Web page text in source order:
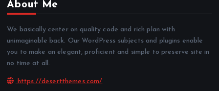
About Me
We basically center on quality code and rich plan with
unimaginable back. Our WordPress subjects and plugins enable
you to make an elegant, proficient and simple to preserve site in
no time at all.
https://desertthemes.com/